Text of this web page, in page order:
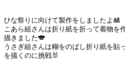
ひな祭りに向けて製作をしましたよ🎎
こあら組さんは折り紙を折って着物を
描きました🐨
うさぎ組さんは糊をのばし折り紙を貼
を描くのに挑戦🐰